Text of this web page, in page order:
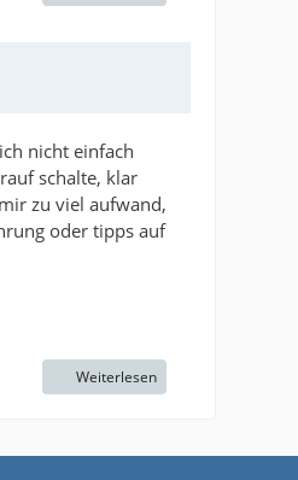
nicht einfach
schalte, klar
zu viel aufwand,
oder tipps auf
Weiterlesen